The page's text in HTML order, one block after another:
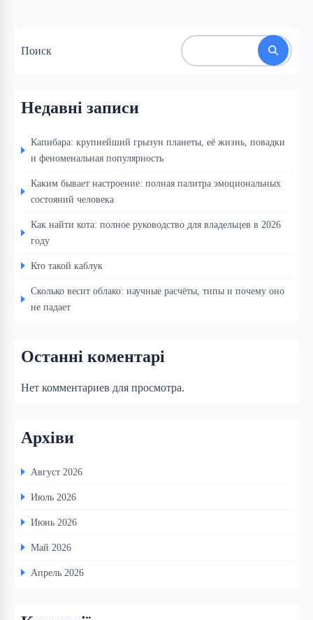
Поиск
Недавні записи
Капибара: крупнейший грызун планеты, её жизнь, повадки
и феноменальная популярность
Каким бывает настроение: полная палитра эмоциональных
состояний человека
Как найти кота: полное руководство для владельцев в 2026
году
Кто такой каблук
Сколько весит облако: научные расчёты, типы и почему оно
не падает
Останні коментарі
Нет комментариев для просмотра.
Архіви
Август 2026
Июль 2026
Июнь 2026
Май 2026
Апрель 2026